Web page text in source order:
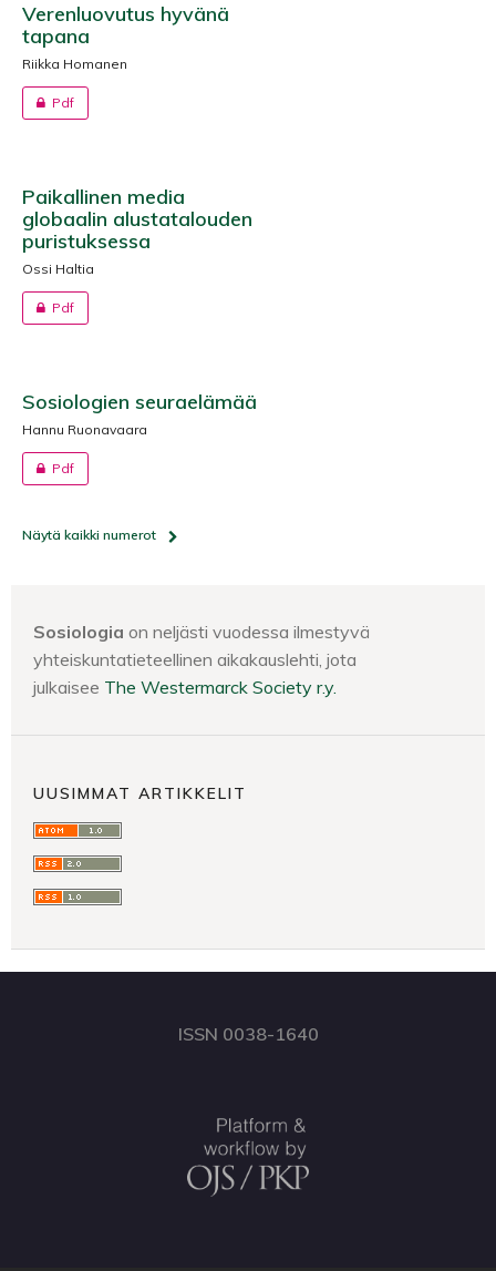
Verenluovutus hyvänä
tapana
Riikka Homanen
Pdf
Paikallinen media
globaalin alustatalouden
puristuksessa
Ossi Haltia
Pdf
Sosiologien seuraelämää
Hannu Ruonavaara
Pdf
Näytä kaikki numerot
Sosiologia on neljästi vuodessa ilmestyvä
yhteiskuntatieteellinen aikakauslehti, jota
julkaisee The Westermarck Society r.y.
UUSIMMAT ARTIKKELIT
ISSN 0038-1640